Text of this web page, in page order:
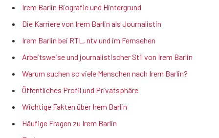
Irem Barlin Biografie und Hintergrund
Die Karriere von Irem Barlin als Journalistin
Irem Barlin bei RTL, ntv und im Fernsehen
Arbeitsweise und journalistischer Stil von Irem Barlin
Warum suchen so viele Menschen nach Irem Barlin?
Öffentliches Profil und Privatsphäre
Wichtige Fakten über Irem Barlin
Häufige Fragen zu Irem Barlin